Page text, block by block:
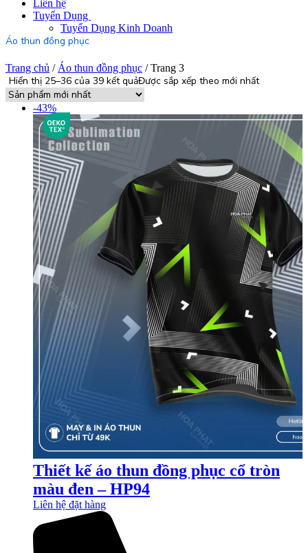
Liên hệ
Tuyển Dụng
Tuyển Dụng Kinh Doanh
Áo thun đồng phục
Trang chủ / Áo thun đồng phục / Trang 3
Hiển thị 25–36 của 39 kết quảĐược sắp xếp theo mới nhất
-43%
Thiết kế áo thun đồng phục cổ tròn
màu đen – HP94
Liên hệ đặt hàng